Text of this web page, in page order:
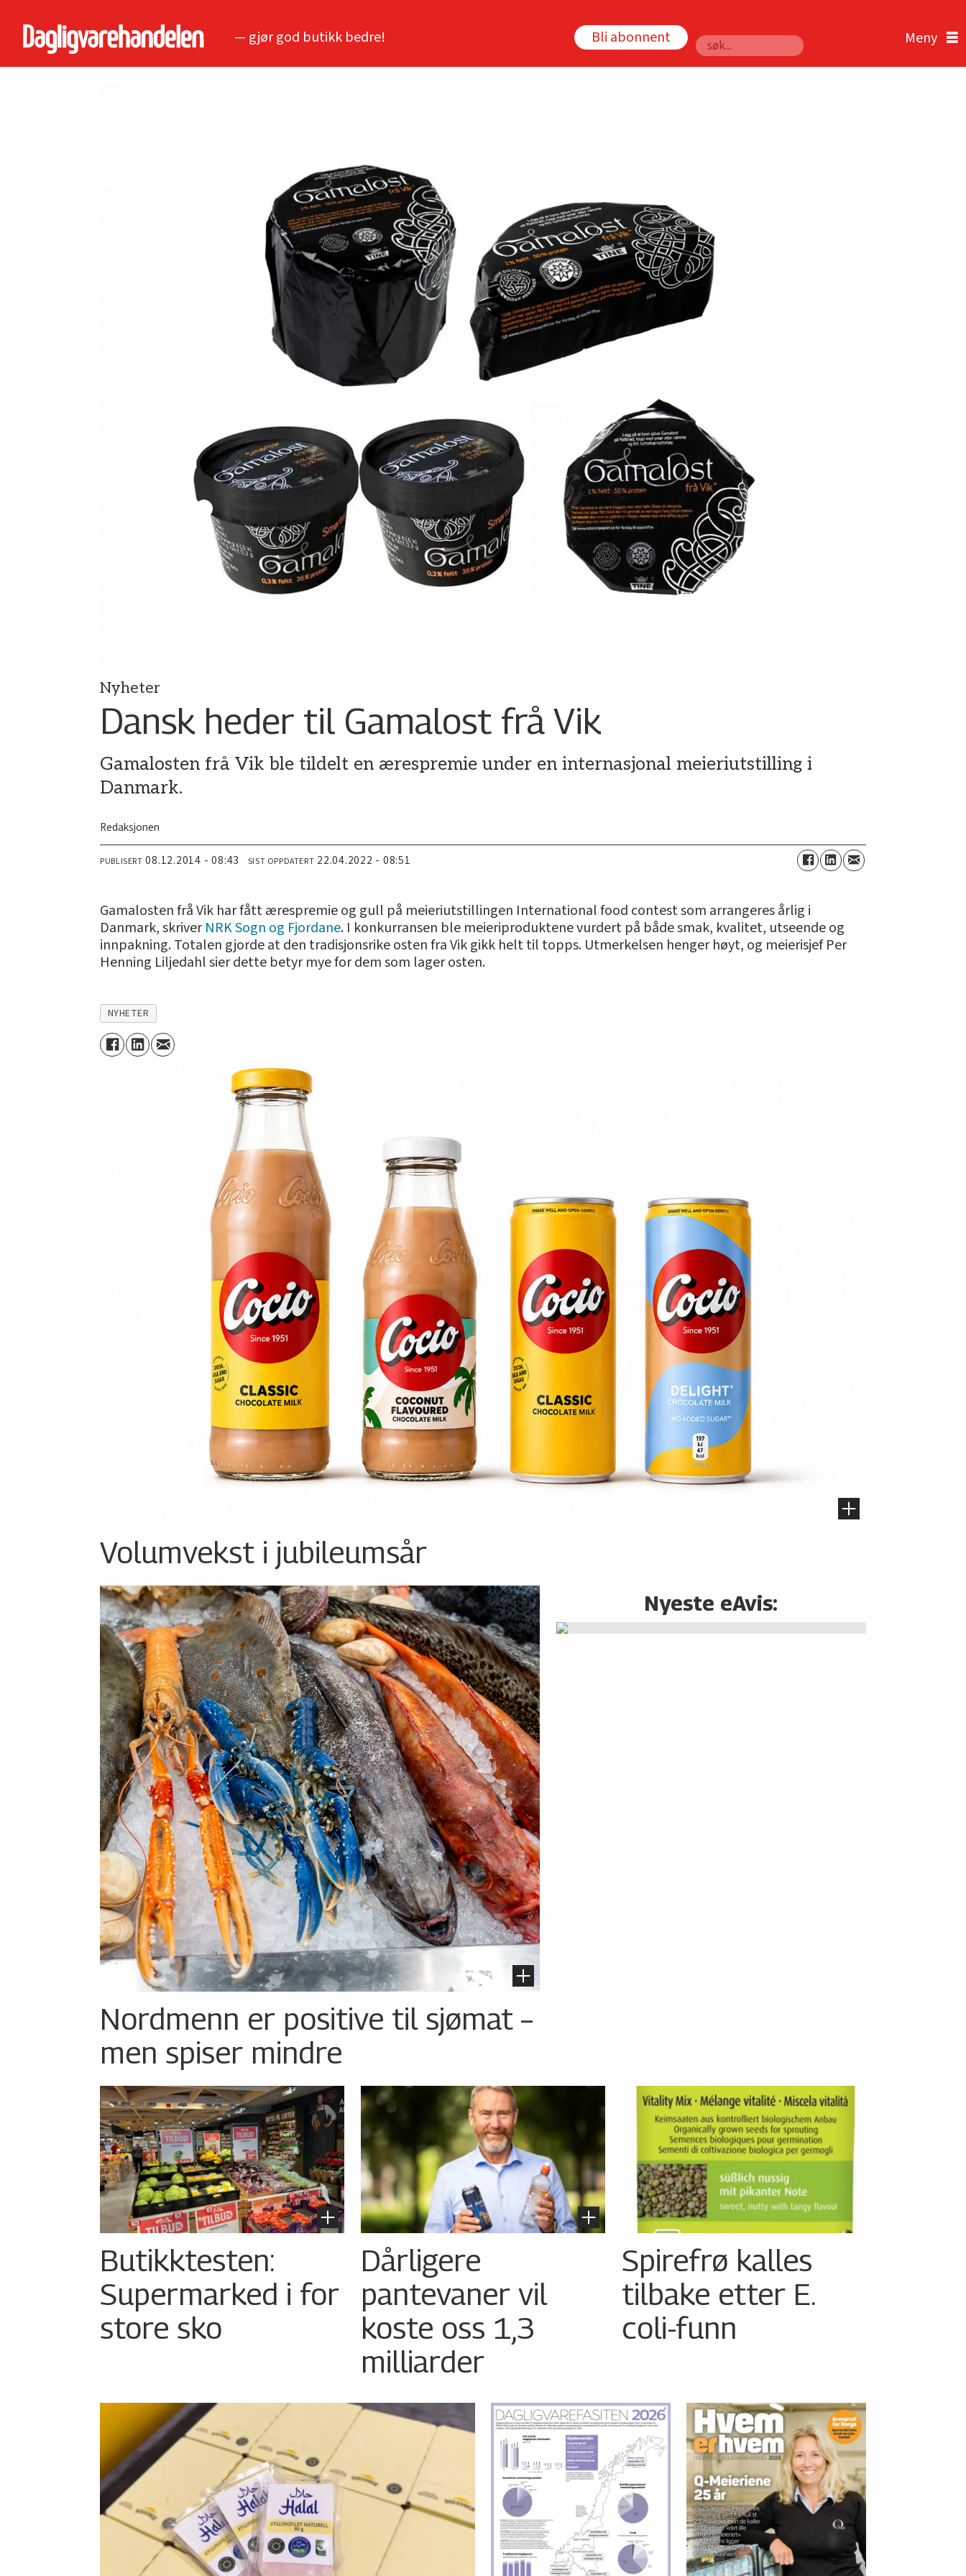
— gjør god butikk bedre! Bli abonnent
Søk
Nyheter
Dansk heder til Gamalost frå Vik
Gamalosten frå Vik ble tildelt en ærespremie under en internasjonal meieriutstilling i
Danmark.
Redaksjonen
PUBLISERT 08.12.2014 - 08:43 SIST OPPDATERT 22.04.2022 - 08:51
Gamalosten frå Vik har fått ærespremie og gull på meieriutstillingen International food contest som arrangeres årlig i
Danmark, skriverNRK Sogn og Fjordane. I konkurransen ble meieriproduktene vurdert på både smak, kvalitet, utseende og
innpakning. Totalen gjorde at den tradisjonsrike osten fra Vik gikk helt til topps. Utmerkelsen henger høyt, og meierisjef Per
Henning Liljedahl sier dette betyr mye for dem som lager osten.
NYHETER
Volumvekst i jubileumsår
Nordmenn er positive til sjømat –
men spiser mindre
Nyeste eAvis:
Butikktesten:
Supermarked i for
store sko
Dårligere
pantevaner vil
koste oss 1,3
milliarder
Spirefrø kalles
tilbake etter E.
coli-funn